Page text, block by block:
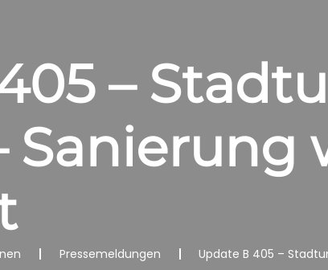
–
Sanierung
Pressemeldungen Update B 405 –